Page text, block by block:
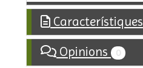
Característiques
Opinions 0